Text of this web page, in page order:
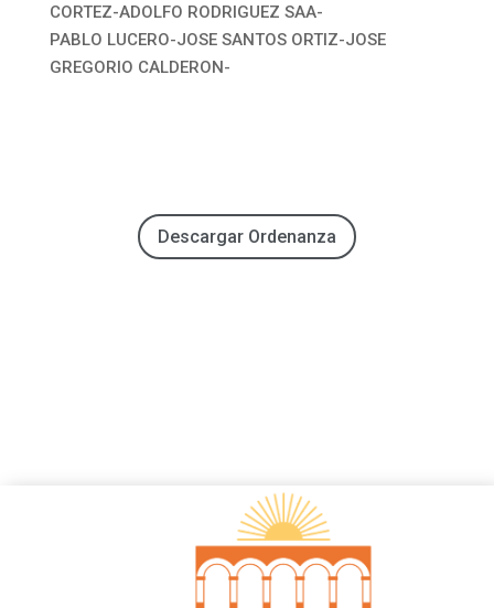
CORTEZ-ADOLFO RODRIGUEZ SAA-
PABLO LUCERO-JOSE SANTOS ORTIZ-JOSE
GREGORIO CALDERON-
Descargar Ordenanza